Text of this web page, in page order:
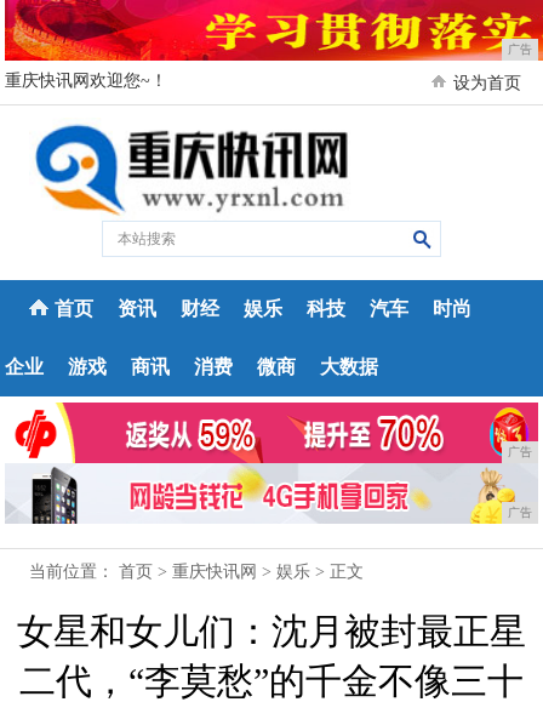
广告
重庆快讯网欢迎您~！ 设为首页
首页 资讯 财经 娱乐 科技 汽车 时尚
企业 游戏 商讯 消费 微商 大数据
广告
广告
当前位置：首页 >重庆快讯网 >娱乐 > 正文
女星和女儿们：沈月被封最正星
二代，“李莫愁”的千金不像三十